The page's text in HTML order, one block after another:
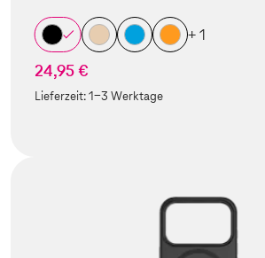
+ 1
24,95 €
Lieferzeit:1-3 Werktage